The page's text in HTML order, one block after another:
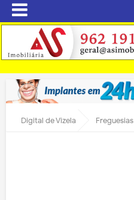
Digital de Vizela Freguesias